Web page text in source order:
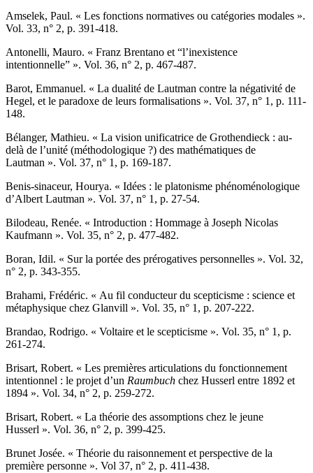
Amselek, Paul. « Les fonctions normatives ou catégories modales ».
Vol. 33, n° 2, p. 391-418.
Antonelli, Mauro. « Franz Brentano et “l’inexistence
intentionnelle” ». Vol. 36, n° 2, p. 467-487.
Barot, Emmanuel. « La dualité de Lautman contre la négativité de
Hegel, et le paradoxe de leurs formalisations ». Vol. 37, n° 1, p. 111-
148.
Bélanger, Mathieu. « La vision unificatrice de Grothendieck : au-
delà de l’unité (méthodologique ?) des mathématiques de
Lautman ». Vol. 37, n° 1, p. 169-187.
Benis-sinaceur, Hourya. « Idées : le platonisme phénoménologique
d’Albert Lautman ». Vol. 37, n° 1, p. 27-54.
Bilodeau, Renée. « Introduction : Hommage à Joseph Nicolas
Kaufmann ». Vol. 35, n° 2, p. 477-482.
Boran, Idil. « Sur la portée des prérogatives personnelles ». Vol. 32,
n° 2, p. 343-355.
Brahami, Frédéric. « Au fil conducteur du scepticisme : science et
métaphysique chez Glanvill ». Vol. 35, n° 1, p. 207-222.
Brandao, Rodrigo. « Voltaire et le scepticisme ». Vol. 35, n° 1, p.
261-274.
Brisart, Robert. « Les premières articulations du fonctionnement
intentionnel : le projet d’un Raumbuch chez Husserl entre 1892 et
1894 ». Vol. 34, n° 2, p. 259-272.
Brisart, Robert. « La théorie des assomptions chez le jeune
Husserl ». Vol. 36, n° 2, p. 399-425.
Brunet Josée. « Théorie du raisonnement et perspective de la
première personne ». Vol 37, n° 2, p. 411-438.